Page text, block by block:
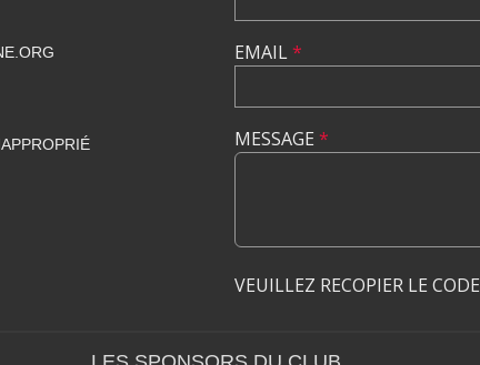
EMAIL*
MESSAGE *
VEUILLEZ RECOPIER LE CODE